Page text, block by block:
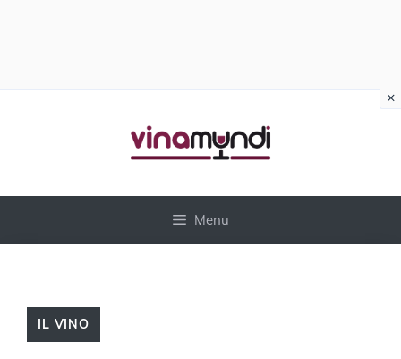
Menu
IL VINO
×